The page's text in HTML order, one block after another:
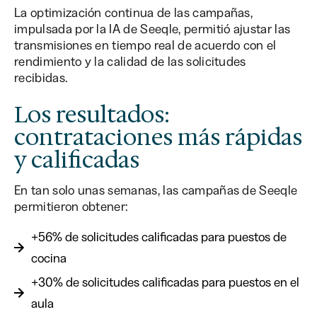
La optimización continua de las campañas,
impulsada por la IA de Seeqle, permitió ajustar las
transmisiones en tiempo real de acuerdo con el
rendimiento y la calidad de las solicitudes
recibidas.
Los resultados:
contrataciones más rápidas
y calificadas
En tan solo unas semanas, las campañas de Seeqle
permitieron obtener:
+56% de solicitudes calificadas para puestos de
cocina
+30% de solicitudes calificadas para puestos en el
aula